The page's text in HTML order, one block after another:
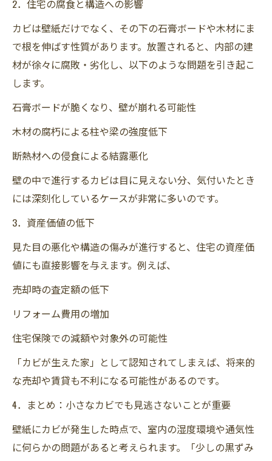
2．住宅の腐食と構造への影響
カビは壁紙だけでなく、その下の石膏ボードや木材にま
で根を伸ばす性質があります。放置されると、内部の建
材が徐々に腐敗・劣化し、以下のような問題を引き起こ
します。
石膏ボードが脆くなり、壁が崩れる可能性
木材の腐朽による柱や梁の強度低下
断熱材への侵食による結露悪化
壁の中で進行するカビは目に見えない分、気付いたとき
には深刻化しているケースが非常に多いのです。
3．資産価値の低下
見た目の悪化や構造の傷みが進行すると、住宅の資産価
値にも直接影響を与えます。例えば、
売却時の査定額の低下
リフォーム費用の増加
住宅保険での減額や対象外の可能性
「カビが生えた家」として認知されてしまえば、将来的
な売却や賃貸も不利になる可能性があるのです。
4．まとめ：小さなカビでも見逃さないことが重要
壁紙にカビが発生した時点で、室内の湿度環境や通気性
に何らかの問題があると考えられます。「少しの黒ずみ